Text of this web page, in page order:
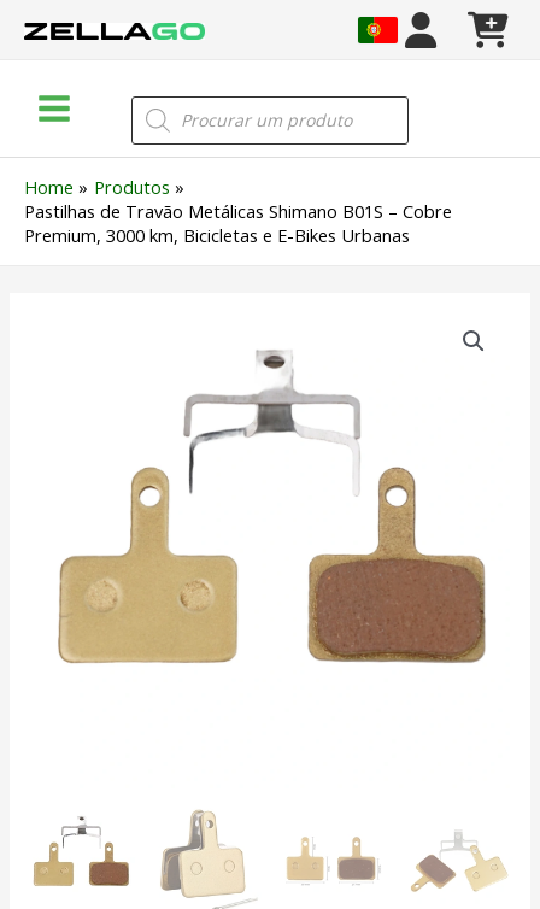
Menu
Products
search
Home
Produtos
Pastilhas de Travão Metálicas Shimano B01S – Cobre
Premium, 3000 km, Bicicletas e E-Bikes Urbanas
Cobre
Premium,
3000